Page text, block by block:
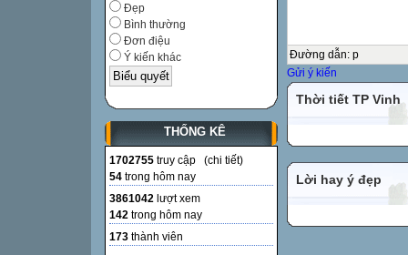
Đẹp
Bình thường
Đơn điệu
Ý kiến khác
THỐNG KÊ
1702755 truy cập (chi tiết)
54 trong hôm nay
3861042 lượt xem
142 trong hôm nay
173 thành viên
Đường dẫn: p
Gửi ý kiến
Thời tiết TP Vinh
Lời hay ý đẹp